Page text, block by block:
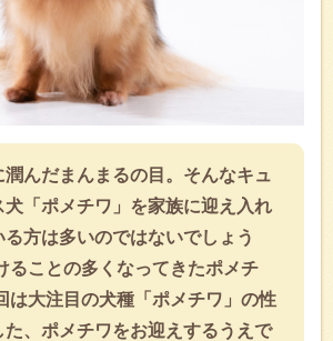
んだまんまるの目。そんなキュ
犬「ポメチワ」を家族に迎え入れ
方は多いのではないでしょう
ることの多くなってきたポメチ
は大注目の犬種「ポメチワ」の性
、ポメチワをお迎えするうえで